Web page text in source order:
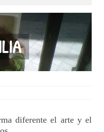
diferente el arte y el